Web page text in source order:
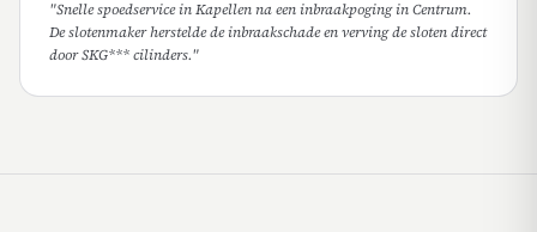
"Snelle spoedservice in Kapellen na een inbraakpoging in Centrum.
De slotenmaker herstelde de inbraakschade en verving de sloten direct
door SKG*** cilinders."